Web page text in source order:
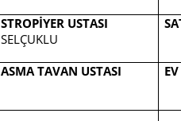
STROPİYER USTASI
SELÇUKLU
ASMA TAVAN USTASI